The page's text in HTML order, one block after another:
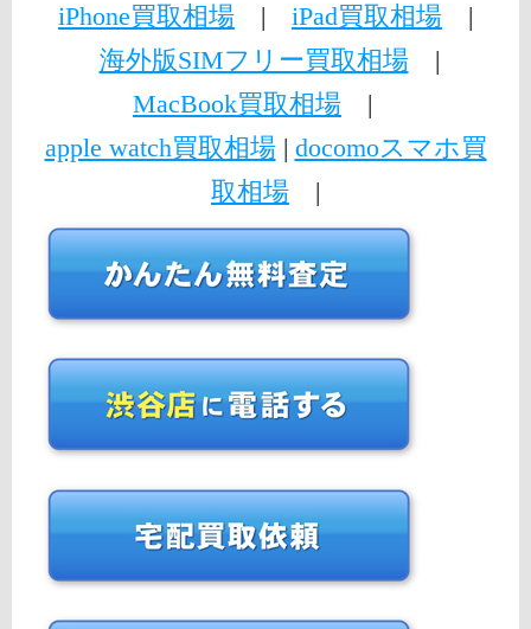
iPhone買取相場 | iPad買取相場 |
海外版SIMフリー買取相場|
MacBook買取相場 |
apple watch買取相場| docomoスマホ買
取相場 |